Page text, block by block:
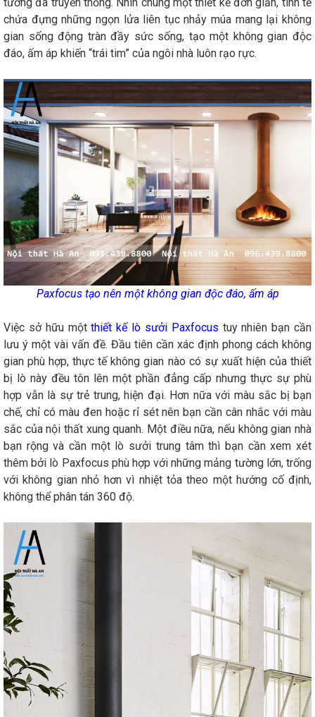
tường đá truyền thống. Nhìn chung một thiết kế đơn giản, tinh tế
chứa đựng những ngọn lửa liên tục nhảy múa mang lại không
gian sống động tràn đầy sức sống, tạo một không gian độc
đáo, ấm áp khiến “trái tim” của ngôi nhà luôn rạo rực.
Paxfocus tạo nên một không gian độc đáo, ấm áp
Việc sở hữu mộtthiết kế lò sưởi Paxfocus tuy nhiên bạn cần
lưu ý một vài vấn đề. Đầu tiên cần xác định phong cách không
gian phù hợp, thực tế không gian nào có sự xuất hiện của thiết
bị lò này đều tôn lên một phần đẳng cấp nhưng thực sự phù
hợp vẫn là sự trẻ trung, hiện đại. Hơn nữa với màu sắc bị bạn
chế, chỉ có màu đen hoặc rỉ sét nên bạn cần cân nhắc với màu
sắc của nội thất xung quanh. Một điều nữa, nếu không gian nhà
bạn rộng và cần một lò sưởi trung tâm thì bạn cần xem xét
thêm bởi lò Paxfocus phù hợp với những mảng tường lớn, trống
với không gian nhỏ hơn vì nhiệt tỏa theo một hướng cố định,
không thể phân tán 360 độ.